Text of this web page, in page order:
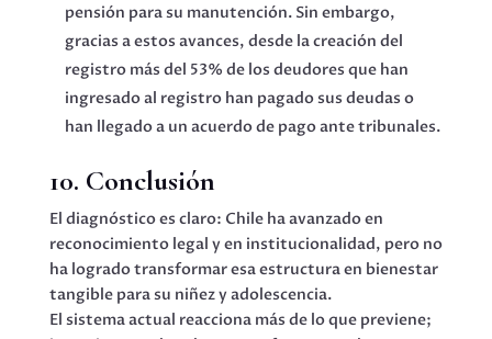
pensión para su manutención. Sin embargo,
gracias a estos avances, desde la creación del
registro más del 53% de los deudores que han
ingresado al registro han pagado sus deudas o
han llegado a un acuerdo de pago ante tribunales.
10. Conclusión
El diagnóstico es claro: Chile ha avanzado en
reconocimiento legal y en institucionalidad, pero no
ha logrado transformar esa estructura en bienestar
tangible para su niñez y adolescencia.
El sistema actual reacciona más de lo que previene;